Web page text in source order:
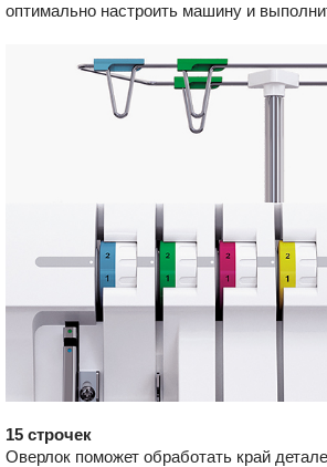
оптимально настроить машину и
15 строчек
Оверлок поможет обработать край